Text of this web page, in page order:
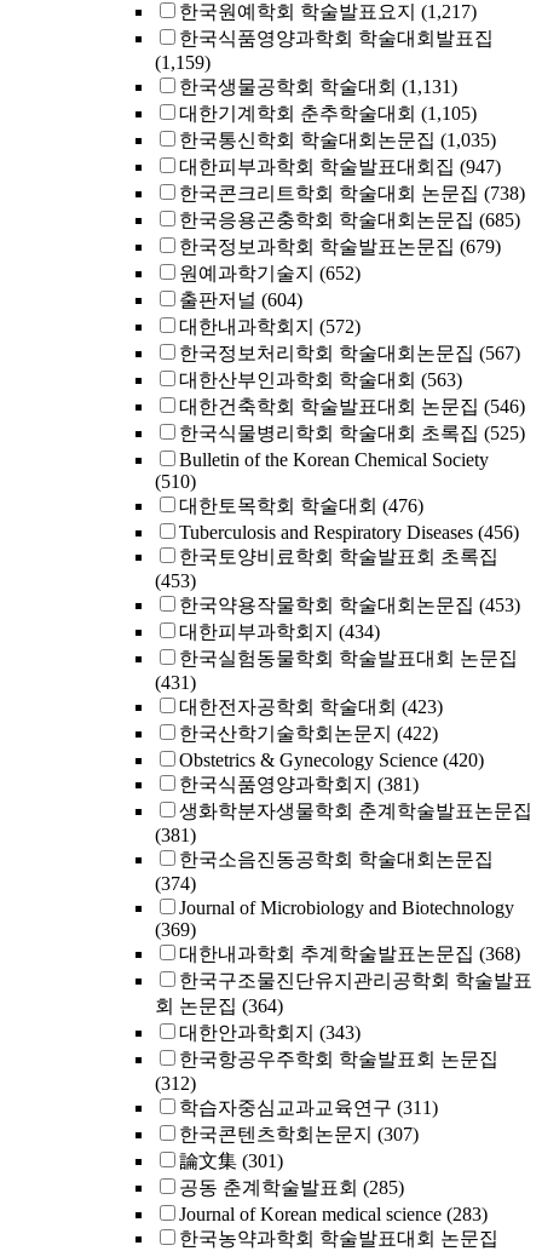
한국원예학회 학술발표요지 (1,217)
한국식품영양과학회 학술대회발표집
(1,159)
한국생물공학회 학술대회 (1,131)
대한기계학회 춘추학술대회 (1,105)
한국통신학회 학술대회논문집 (1,035)
대한피부과학회 학술발표대회집 (947)
한국콘크리트학회 학술대회 논문집 (738)
한국응용곤충학회 학술대회논문집 (685)
한국정보과학회 학술발표논문집 (679)
원예과학기술지 (652)
출판저널 (604)
대한내과학회지 (572)
한국정보처리학회 학술대회논문집 (567)
대한산부인과학회 학술대회 (563)
대한건축학회 학술발표대회 논문집 (546)
한국식물병리학회 학술대회 초록집 (525)
Bulletin of the Korean Chemical Society
(510)
대한토목학회 학술대회 (476)
Tuberculosis and Respiratory Diseases (456)
한국토양비료학회 학술발표회 초록집
(453)
한국약용작물학회 학술대회논문집 (453)
대한피부과학회지 (434)
한국실험동물학회 학술발표대회 논문집
(431)
대한전자공학회 학술대회 (423)
한국산학기술학회논문지 (422)
Obstetrics & Gynecology Science (420)
한국식품영양과학회지 (381)
생화학분자생물학회 춘계학술발표논문집
(381)
한국소음진동공학회 학술대회논문집
(374)
Journal of Microbiology and Biotechnology
(369)
대한내과학회 추계학술발표논문집 (368)
한국구조물진단유지관리공학회 학술발표
회 논문집 (364)
대한안과학회지 (343)
한국항공우주학회 학술발표회 논문집
(312)
학습자중심교과교육연구 (311)
한국콘텐츠학회논문지 (307)
論文集 (301)
공동 춘계학술발표회 (285)
Journal of Korean medical science (283)
한국농약과학회 학술발표대회 논문집